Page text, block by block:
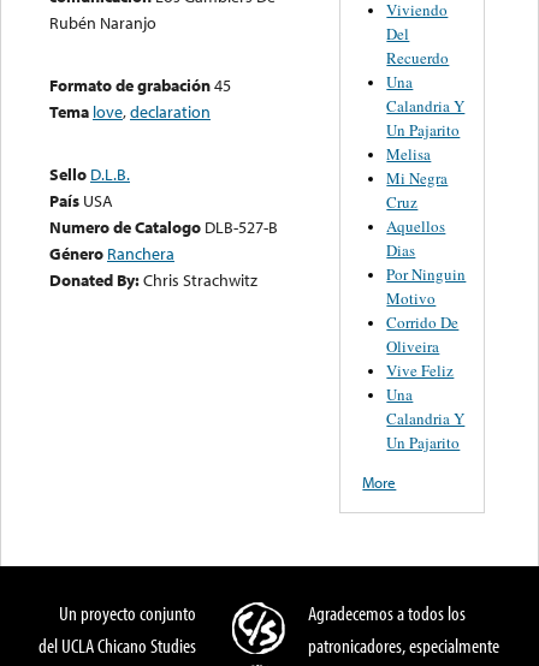
Rubén Naranjo
Formato de grabación45
Tema love,declaration
Sello D.L.B.
País USA
Numero de Catalogo DLB-527-B
Género Ranchera
Donated By:Chris Strachwitz
Viviendo
Del
Recuerdo
Una
Calandria Y
Un Pajarito
Melisa
Mi Negra
Cruz
Aquellos
Dias
Por Ninguin
Motivo
Corrido De
Oliveira
Vive Feliz
Una
Calandria Y
Un Pajarito
More
Un proyecto conjunto
del UCLA Chicano Studies
Agradecemos a todos los
patronicadores, especialmente